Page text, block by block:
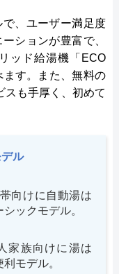
、ユーザー満足度
ションが豊富で、
ッド給湯機「ECO
す。また、無料の
スも手厚く、初めて
ル
向けに自動湯は
ックモデル。
家族向けに湯は
モデル。